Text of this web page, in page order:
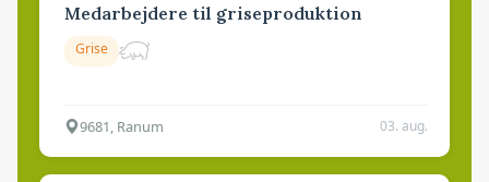
Medarbejdere til griseproduktion
Grise
9681, Ranum 03. aug.